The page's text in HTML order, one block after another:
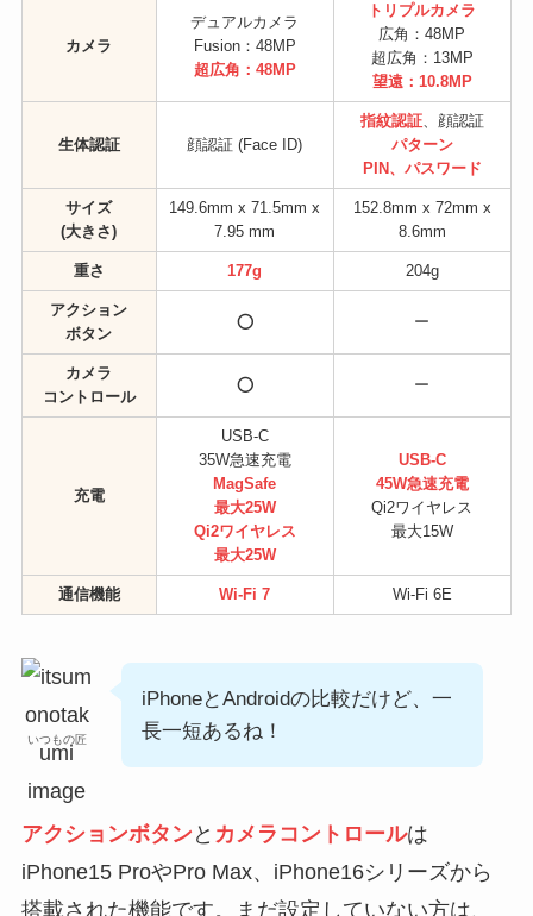
カメラ
デュアルカメラ
Fusion：48MP
超広角：48MP
トリプルカメラ
広角：48MP
超広角：13MP
望遠：10.8MP
生体認証 顔認証 (Face ID)
指紋認証、顔認証
パターン
PIN、パスワード
サイズ
(大きさ)
149.6mm x 71.5mm x
7.95 mm
152.8mm x 72mm x
8.6mm
重さ 177g 204g
アクション
ボタン
⭕️ ー
カメラ
コントロール
⭕️ ー
充電
USB-C
35W急速充電
MagSafe
最大25W
Qi2ワイヤレス
最大25W
USB-C
45W急速充電
Qi2ワイヤレス
最大15W
通信機能 Wi-Fi 7 Wi-Fi 6E
いつもの匠
iPhoneとAndroidの比較だけど、一
長一短あるね！
アクションボタン と カメラコントロールは
iPhone15 ProやPro Max、iPhone16シリーズから
搭載された機能です。まだ設定していない方は、